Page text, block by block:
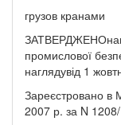
грузов кранами
промислової
наглядувід 1
Зареєстровано в
2007 р. за N